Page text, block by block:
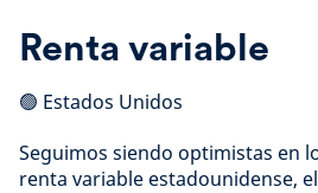
Renta variable
🟢 Estados Unidos
Seguimos siendo optimistas en
renta variable estadounidense,